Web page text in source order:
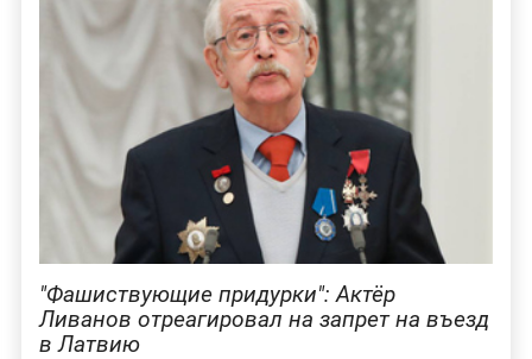
"Фашиствующие придурки": Актёр
Ливанов отреагировал на запрет на въезд
в Латвию